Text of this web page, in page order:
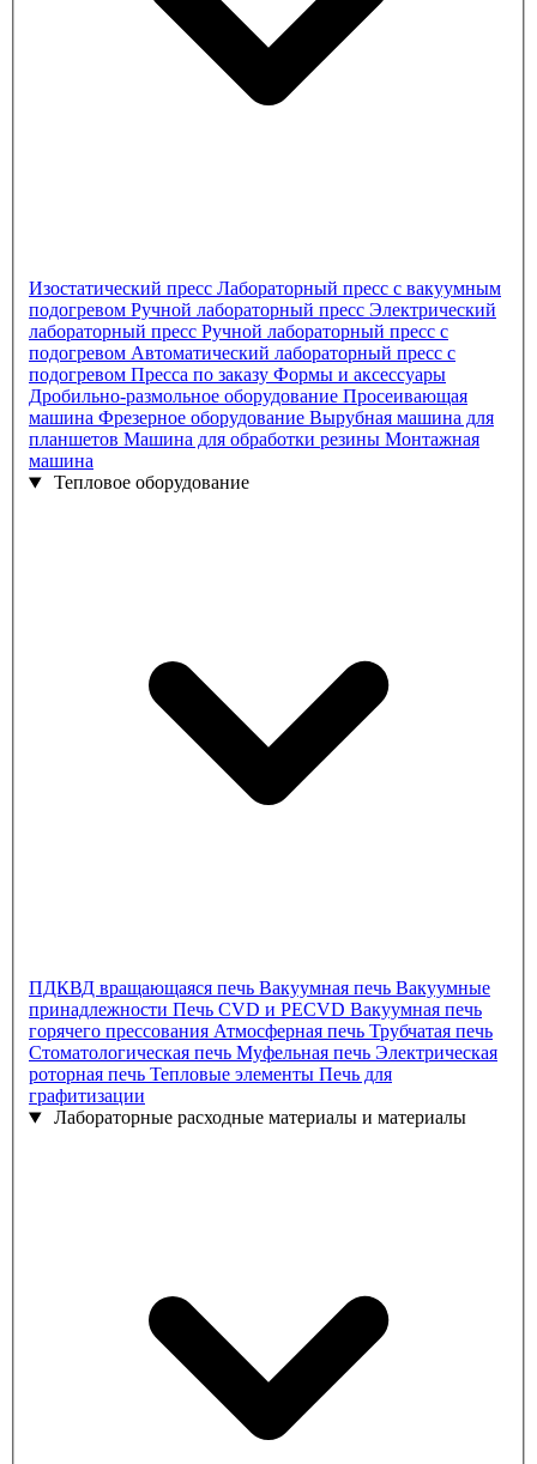
Изостатический пресс Лабораторный пресс с вакуумным
подогревом Ручной лабораторный пресс Электрический
лабораторный пресс Ручной лабораторный пресс с
подогревом Автоматический лабораторный пресс с
подогревом Пресса по заказу Формы и аксессуары
Дробильно-размольное оборудование Просеивающая
машина Фрезерное оборудование Вырубная машина для
планшетов Машина для обработки резины Монтажная
машина
Тепловое оборудование
ПДКВД вращающаяся печь Вакуумная печь Вакуумные
принадлежности Печь CVD и PECVD Вакуумная печь
горячего прессования Атмосферная печь Трубчатая печь
Стоматологическая печь Муфельная печь Электрическая
роторная печь Тепловые элементы Печь для
графитизации
Лабораторные расходные материалы и материалы